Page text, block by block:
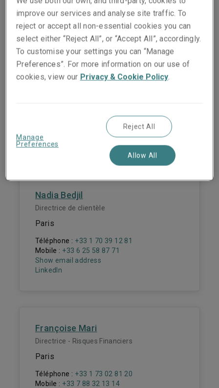
LinkedIn
Audrey Mondin
Directrice Délégation Sud-Est & Directrice
06 25 58 87 28
LinkedIn
Nadia Bedjil
Directrice de clientèle
Paris
Téléphone : +33 1 70 39 12 81
Mobile : +33 6 25 58 87 71
Show email address
LinkedIn
Françoise Mari
Directrice - Risques Financiers
Paris
Téléphone : +33 1 73 02 81 20
Mobile : +33 7 88 32 13 14
improve our services and analyse site traffic. To
reject or accept all non-essential cookies you can
select either “Reject All”, or “Accept All”, accordingly.
To customise your settings you can “Manage
Preferences”. For more information on our use of
cookies, view our Privacy & Cookie Policy.
Manage
Preferences
Reject All
Allow All